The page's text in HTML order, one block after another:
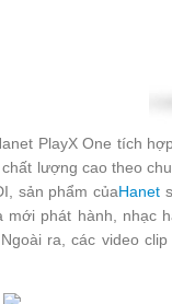
PlayX One tích
lượng cao theo
sản phẩm củaHanet
mới phát hành, nhạc
ra, các video